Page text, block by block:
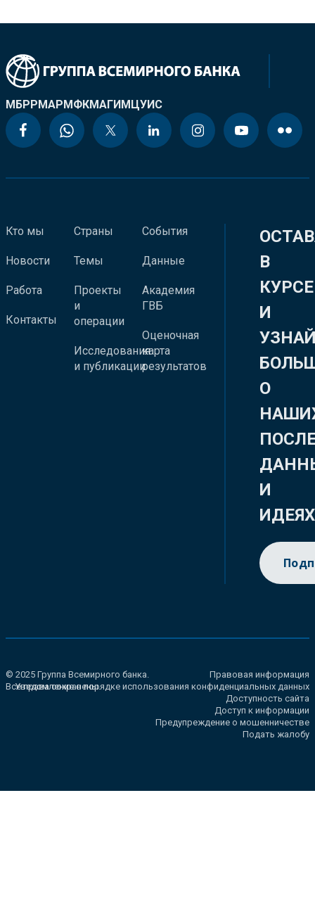
МБРРМАРМФКМАГИМЦУИС
Кто мы
Новости
Работа
Контакты
Страны
Темы
Проекты
и
операции
Исследования
и публикации
События
Данные
Академия
ГВБ
Оценочная
карта
результатов
В
КУРСЕ
И
О
И
ИДЕЯХ
© 2025 Группа Всемирного банка.
Все права сохранены.
Правовая информация
Уведомление о порядке использования конфиденциальных данных
Доступность сайта
Доступ к информации
Предупреждение о мошенничестве
Подать жалобу